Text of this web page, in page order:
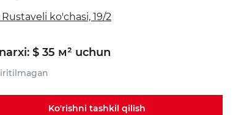
ko'chasi, 19/2
$ 35 м² uchun
Ko'rishni tashkil qilish